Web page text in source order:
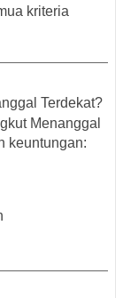
kriteria
Terdekat?
Menanggal
keuntungan: